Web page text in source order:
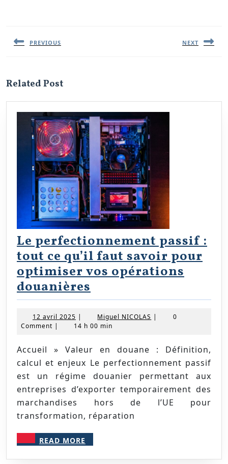
l’articlePREVIOUS NEXT
Related Post
Le perfectionnement passif :
tout ce qu’il faut savoir pour
optimiser vos opérations
douanières
perfectionnement
passif
:
tout
ce
qu’il
faut
savoir
pour
optimiser
vos
12 avril 2025 12
avril
| Miguel NICOLAS Miguel
|
0
Comment | 14 h 00 min
Accueil » Valeur en douane : Définition,
calcul et enjeux Le perfectionnement passif
est un régime douanier permettant aux
entreprises d’exporter temporairement des
marchandises hors de l’UE pour
transformation, réparation
READ MORE
MORE